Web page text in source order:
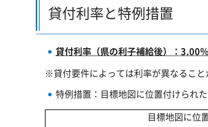
貸付利率と特例措置
貸付利率（県の利子補給後）：3.00
※貸付要件によっては利率が異なること
特例措置：目標地図に位置付けられ
目標地図に位